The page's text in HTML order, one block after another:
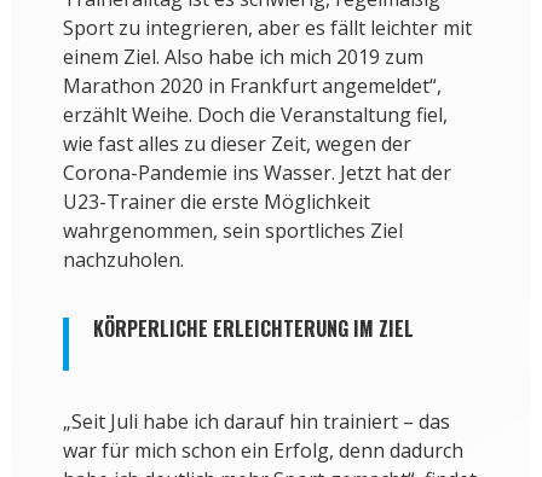
Sport zu integrieren, aber es fällt leichter mit
einem Ziel. Also habe ich mich 2019 zum
Marathon 2020 in Frankfurt angemeldet“,
erzählt Weihe. Doch die Veranstaltung fiel,
wie fast alles zu dieser Zeit, wegen der
Corona-Pandemie ins Wasser. Jetzt hat der
U23-Trainer die erste Möglichkeit
wahrgenommen, sein sportliches Ziel
nachzuholen.
KÖRPERLICHE ERLEICHTERUNG IM ZIEL
„Seit Juli habe ich darauf hin trainiert – das
war für mich schon ein Erfolg, denn dadurch